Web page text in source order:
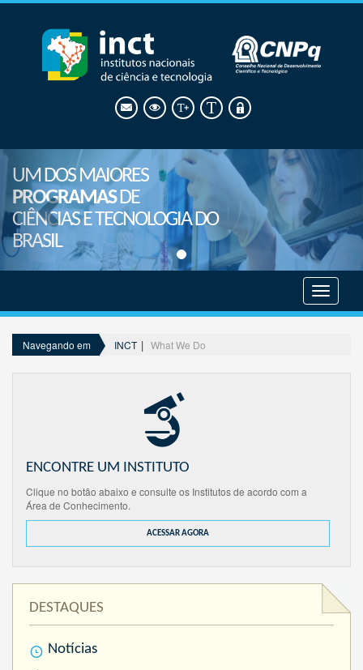
UM DOS MAIORES
PROGRAMASDE
CIÊNCIAS E TECNOLOGIA DO
BRASIL
menu
Navegando em INCT What We Do
ENCONTRE UM INSTITUTO
Clique no botão abaixo e consulte os Institutos de acordo com a
Área de Conhecimento.
ACESSAR AGORA
DESTAQUES
Notícias